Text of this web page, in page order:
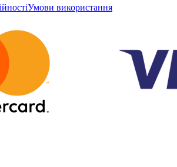
Умови використання